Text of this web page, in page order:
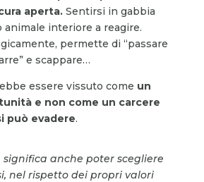
aperta. Sentirsi in gabbia
interiore a reagire.
permette di “passare
e scappare…
essere vissuto come un
e non come un carcere
può evadere.
significa anche poter scegliere
nel rispetto dei propri valori